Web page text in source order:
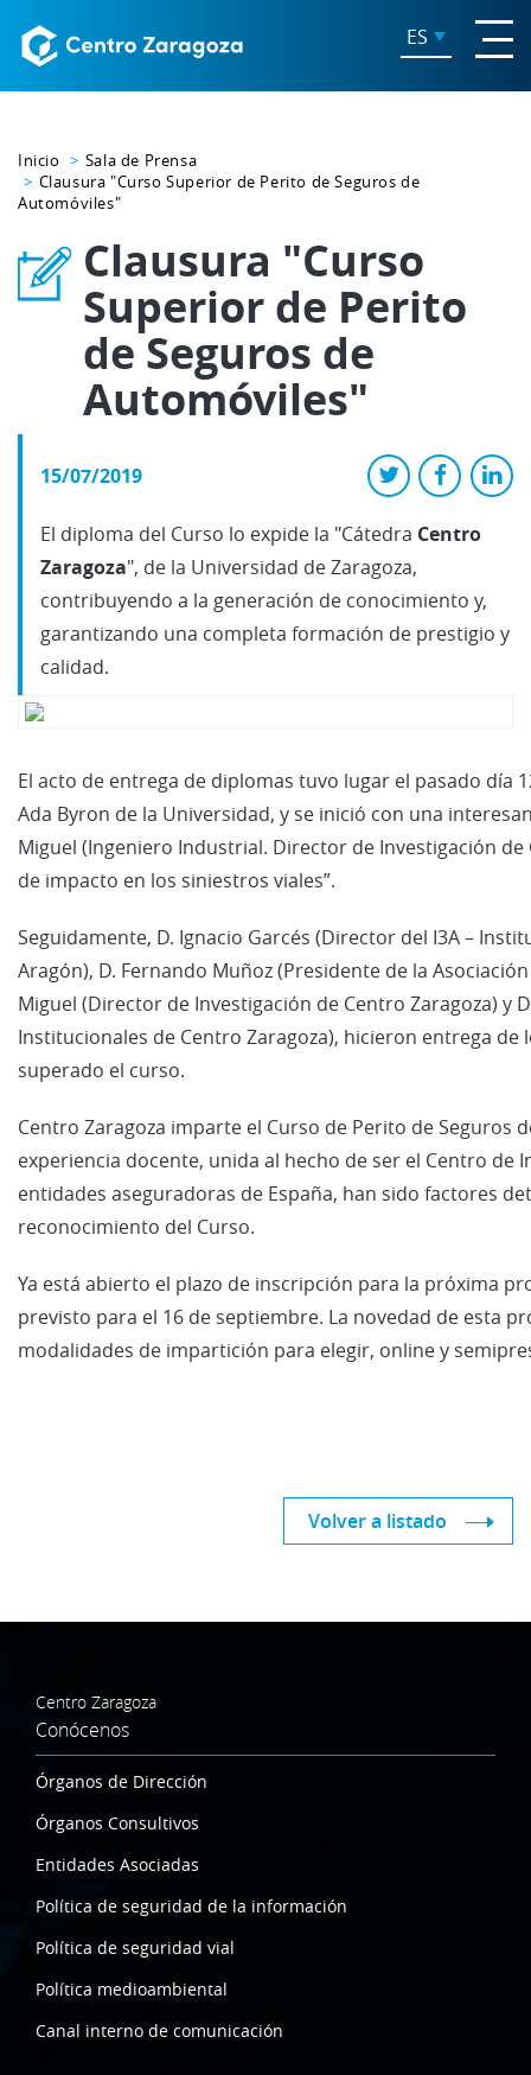
ES
Inicio
Sala de Prensa
Clausura "Curso Superior de Perito de Seguros de
Automóviles"
Clausura "Curso
Superior de Perito
de Seguros de
Automóviles"
15/07/2019
El diploma del Curso lo expide la "Cátedra Centro
Zaragoza", de la Universidad de Zaragoza,
contribuyendo a la generación de conocimiento y,
garantizando una completa formación de prestigio y
calidad.
El acto de entrega de diplomas tuvo lugar el pasado día
Ada Byron de la Universidad, y se inició con una
Miguel (Ingeniero Industrial. Director de Investigación
de impacto en los siniestros viales”.
Seguidamente, D. Ignacio Garcés (Director del I3A –
Aragón), D. Fernando Muñoz (Presidente de la
Miguel (Director de Investigación de Centro Zaragoza) y
Institucionales de Centro Zaragoza), hicieron entrega
superado el curso.
Centro Zaragoza imparte el Curso de Perito de Seguros
experiencia docente, unida al hecho de ser el Centro de
entidades aseguradoras de España, han sido factores
reconocimiento del Curso.
Ya está abierto el plazo de inscripción para la próxima
previsto para el 16 de septiembre. La novedad de esta
modalidades de impartición para elegir, online y
Volver a listado
Centro Zaragoza
Conócenos
Órganos de Dirección
Órganos Consultivos
Entidades Asociadas
Política de seguridad de la información
Política de seguridad vial
Política medioambiental
Canal interno de comunicación